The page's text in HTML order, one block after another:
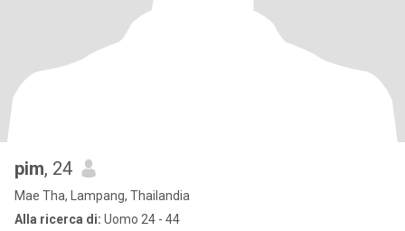
pim, 24
Mae Tha, Lampang, Thailandia
Alla ricerca di: Uomo 24 - 44